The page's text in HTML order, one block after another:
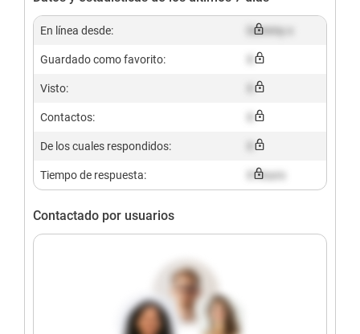
En línea desde: Dummy x
Guardado como favorito:
Visto:
Contactos:
De los cuales respondidos:
Tiempo de respuesta: X hours
Contactado por usuarios